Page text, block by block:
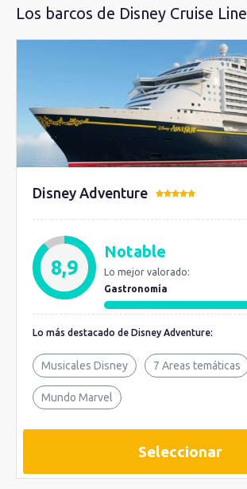
Los barcos de Disney Cruise Line
Disney Adventure
8,9
Notable
Lo mejor valorado:
Gastronomía
Lo más destacado de Disney Adventure:
Musicales Disney 7 Areas temáticas
Mundo Marvel
Seleccionar